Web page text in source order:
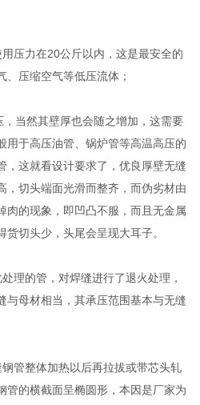
压力在20公斤以内，这是最安全的
压缩空气等低压流体；
当然其壁厚也会随之增加，这需要
用于高压油管、锅炉管等高温高压的
，这就看设计要求了，优良厚壁无缝
，切头端面光滑而整齐，而伪劣材由
肉的现象，即凹凸不服，而且无金属
切头少，头尾会呈现大耳子。
理的管，对焊缝进行了退火处理，
与母材相当，其承压范围基本与无缝
管整体加热以后再拉拔或带芯头轧
管的横截面呈椭圆形，本因是厂家为